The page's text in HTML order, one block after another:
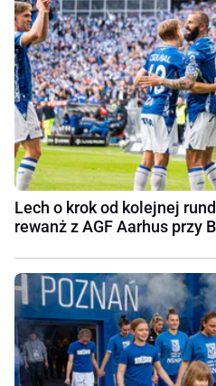
Lech o krok od kolejnej
rewanż z AGF Aarhus przy